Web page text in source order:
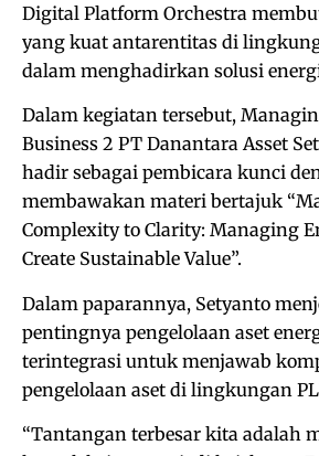
Digital Platform Orchestra
yang kuat antarentitas di
dalam menghadirkan solusi
Dalam kegiatan tersebut,
Business 2 PT Danantara Asset
hadir sebagai pembicara kunci
membawakan materi bertajuk
Complexity to Clarity: Managing
Create Sustainable Value”.
Dalam paparannya, Setyanto
pentingnya pengelolaan aset
terintegrasi untuk menjawab
pengelolaan aset di lingkungan
“Tantangan terbesar kita adalah